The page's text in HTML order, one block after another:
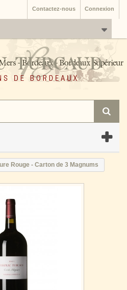
Connexion
Contactez-nous
Rouge - Carton de 3 Magnums